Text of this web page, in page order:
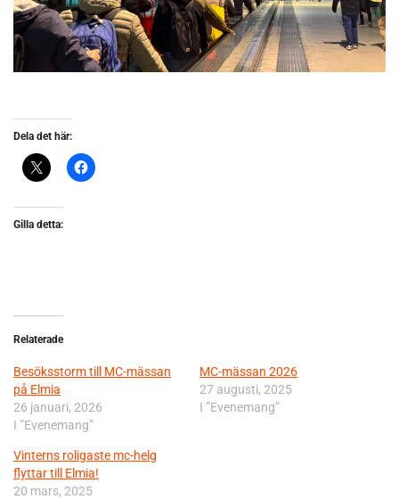
Dela det här:
Gilla detta:
Relaterade
Besöksstorm till MC-mässan
på Elmia
26 januari, 2026
I ”Evenemang”
MC-mässan 2026
27 augusti, 2025
I ”Evenemang”
Vinterns roligaste mc-helg
flyttar till Elmia!
20 mars, 2025